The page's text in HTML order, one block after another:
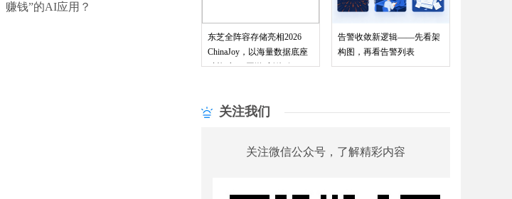
赚钱”的AI应用？
东芝全阵容存储亮相2026
ChinaJoy，以海量数据底座
告警收敛新逻辑——先看架
构图，再看告警列表
关注我们
关注微信公众号，了解精彩内容